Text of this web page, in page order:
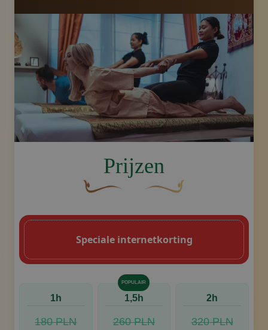
Prijzen
Speciale internetkorting
1h
180 PLN
POPULAIR
1,5h
260 PLN
2h
320 PLN